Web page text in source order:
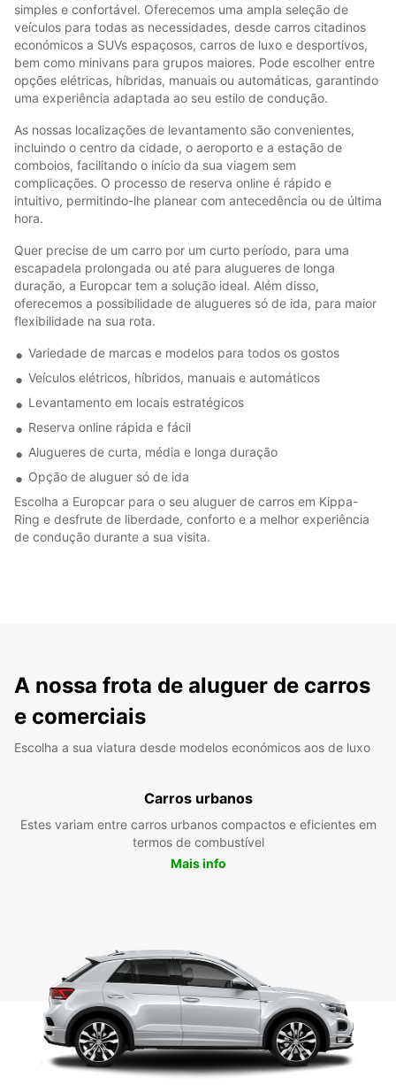
simples e confortável. Oferecemos uma ampla seleção de
veículos para todas as necessidades, desde carros citadinos
económicos a SUVs espaçosos, carros de luxo e desportivos,
bem como minivans para grupos maiores. Pode escolher entre
opções elétricas, híbridas, manuais ou automáticas, garantindo
uma experiência adaptada ao seu estilo de condução.
As nossas localizações de levantamento são convenientes,
incluindo o centro da cidade, o aeroporto e a estação de
comboios, facilitando o início da sua viagem sem
complicações. O processo de reserva online é rápido e
intuitivo, permitindo-lhe planear com antecedência ou de última
hora.
Quer precise de um carro por um curto período, para uma
escapadela prolongada ou até para alugueres de longa
duração, a Europcar tem a solução ideal. Além disso,
oferecemos a possibilidade de alugueres só de ida, para maior
flexibilidade na sua rota.
Variedade de marcas e modelos para todos os gostos
Veículos elétricos, híbridos, manuais e automáticos
Levantamento em locais estratégicos
Reserva online rápida e fácil
Alugueres de curta, média e longa duração
Opção de aluguer só de ida
Escolha a Europcar para o seu aluguer de carros em Kippa-
Ring e desfrute de liberdade, conforto e a melhor experiência
de condução durante a sua visita.
A nossa frota de aluguer de carros
e comerciais
Escolha a sua viatura desde modelos económicos aos de luxo
Carros urbanos
Estes variam entre carros urbanos compactos e eficientes em
termos de combustível
Mais info